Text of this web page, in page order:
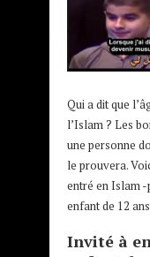
Qui a dit que
l’Islam ? Les
une personne
le prouvera.
entré en Islam -
enfant de 12
Invité à